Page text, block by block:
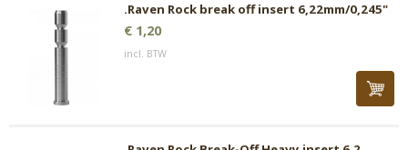
.Raven Rock break off insert 6,22mm/0,245"
€ 1,20
incl. BTW